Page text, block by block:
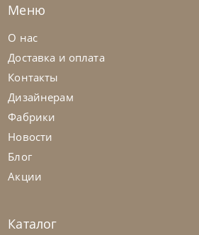
Меню
О нас
Доставка и оплата
Контакты
Дизайнерам
Фабрики
Новости
Блог
Акции
Каталог